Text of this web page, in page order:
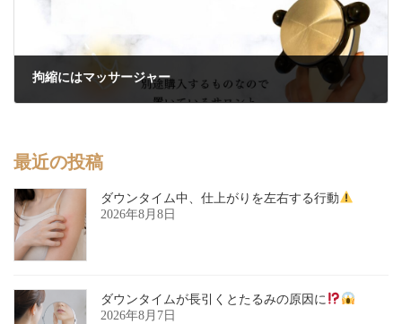
拘縮にはマッサージャー
最近の投稿
ダウンタイム中、仕上がりを左右する行動
2026年8月8日
ダウンタイムが長引くとたるみの原因に
2026年8月7日